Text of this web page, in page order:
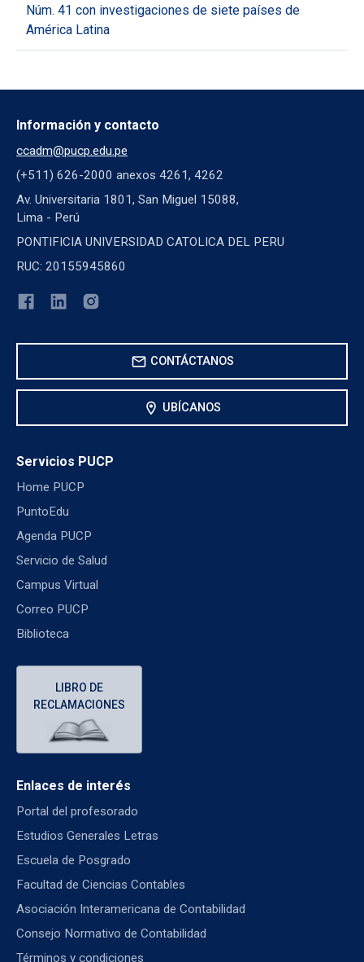
Núm. 41 con investigaciones de siete países de
América Latina
Información y contacto
ccadm@pucp.edu.pe
(+511) 626-2000 anexos 4261, 4262
Av. Universitaria 1801, San Miguel 15088,
Lima - Perú
PONTIFICIA UNIVERSIDAD CATOLICA DEL PERU
RUC: 20155945860
mail CONTÁCTANOS
location_on UBÍCANOS
Servicios PUCP
Home PUCP
PuntoEdu
Agenda PUCP
Servicio de Salud
Campus Virtual
Correo PUCP
Biblioteca
LIBRO DE
RECLAMACIONES
Enlaces de interés
Portal del profesorado
Estudios Generales Letras
Escuela de Posgrado
Facultad de Ciencias Contables
Asociación Interamericana de Contabilidad
Consejo Normativo de Contabilidad
Términos y condiciones